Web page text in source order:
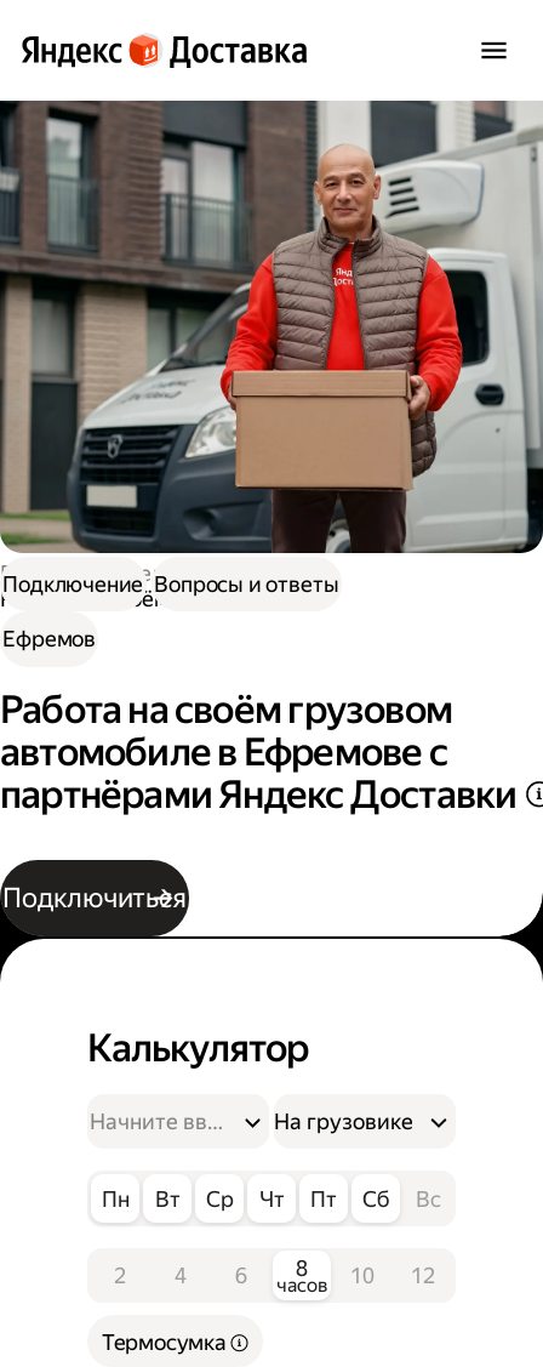
Работа водителем
Работа на своём грузовом авто
Ефремов
Работа на своём грузовом
автомобиле в Ефремове с
партнёрами Яндекс Доставки
Подключиться
Подключение Вопросы и ответы
Калькулятор
На грузовике
Пн Вт Ср Чт Пт Сб Вс
2 4 6 8
часов 10 12
Термосумка